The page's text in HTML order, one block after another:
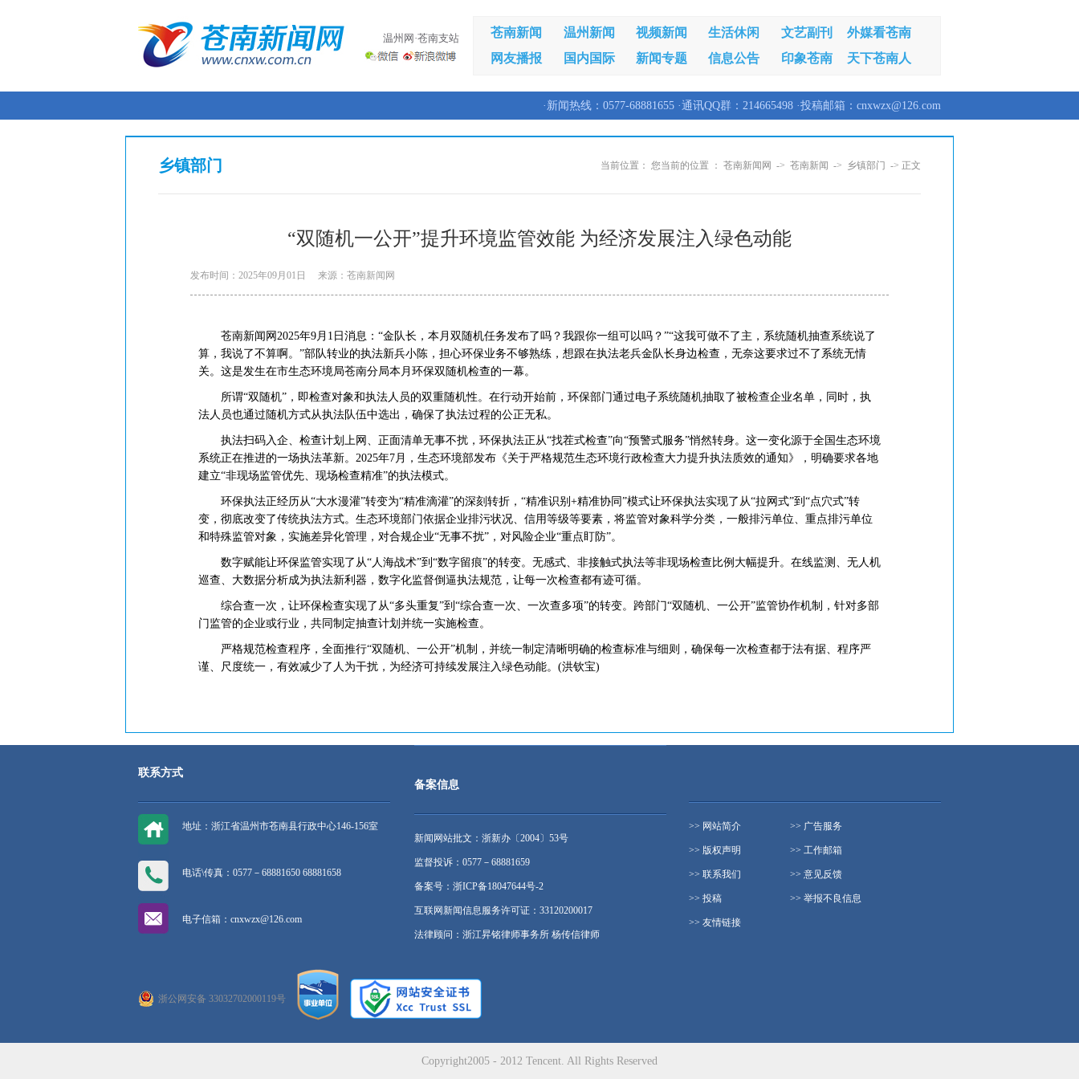
温州网·苍南支站 苍南新闻 温州新闻 视频新闻 生活休闲 文艺副刊
外媒看苍南
网友播报
国内国际 新闻专题 信息公告 印象苍南 天下苍南人
·新闻热线：0577-68881655 ·通讯QQ群：214665498 ·投稿邮箱：cnxwzx@126.com
当前位置： 您当前的位置 ： 苍南新闻网 -> 苍南新闻 -> 乡镇部门 -> 正文
乡镇部门
“双随机一公开”提升环境监管效能 为经济发展注入绿色动能
发布时间：2025年09月01日 来源：苍南新闻网
苍南新闻网2025年9月1日消息：“金队长，本月双随机任务发布了吗？我跟你一组可以吗？”“这我可做不了主，系统随机抽查系统说了
算，我说了不算啊。”部队转业的执法新兵小陈，担心环保业务不够熟练，想跟在执法老兵金队长身边检查，无奈这要求过不了系统无情
关。这是发生在市生态环境局苍南分局本月环保双随机检查的一幕。
所谓“双随机”，即检查对象和执法人员的双重随机性。在行动开始前，环保部门通过电子系统随机抽取了被检查企业名单，同时，执
法人员也通过随机方式从执法队伍中选出，确保了执法过程的公正无私。
执法扫码入企、检查计划上网、正面清单无事不扰，环保执法正从“找茬式检查”向“预警式服务”悄然转身。这一变化源于全国生态环境
系统正在推进的一场执法革新。2025年7月，生态环境部发布《关于严格规范生态环境行政检查大力提升执法质效的通知》，明确要求各地
建立“非现场监管优先、现场检查精准”的执法模式。
环保执法正经历从“大水漫灌”转变为“精准滴灌”的深刻转折，“精准识别+精准协同”模式让环保执法实现了从“拉网式”到“点穴式”转
变，彻底改变了传统执法方式。生态环境部门依据企业排污状况、信用等级等要素，将监管对象科学分类，一般排污单位、重点排污单位
和特殊监管对象，实施差异化管理，对合规企业“无事不扰”，对风险企业“重点盯防”。
数字赋能让环保监管实现了从“人海战术”到“数字留痕”的转变。无感式、非接触式执法等非现场检查比例大幅提升。在线监测、无人机
巡查、大数据分析成为执法新利器，数字化监督倒逼执法规范，让每一次检查都有迹可循。
综合查一次，让环保检查实现了从“多头重复”到“综合查一次、一次查多项”的转变。跨部门“双随机、一公开”监管协作机制，针对多部
门监管的企业或行业，共同制定抽查计划并统一实施检查。
严格规范检查程序，全面推行“双随机、一公开”机制，并统一制定清晰明确的检查标准与细则，确保每一次检查都于法有据、程序严
谨、尺度统一，有效减少了人为干扰，为经济可持续发展注入绿色动能。(洪钦宝)
联系方式
地址：浙江省温州市苍南县行政中心146-156室
电话\传真：0577－68881650 68881658
电子信箱：cnxwzx@126.com
备案信息
新闻网站批文：浙新办〔2004〕53号
监督投诉：0577－68881659
备案号：浙ICP备18047644号-2
互联网新闻信息服务许可证：33120200017
法律顾问：浙江昇铭律师事务所 杨传信律师
>> 网站简介 >> 广告服务
>> 版权声明 >> 工作邮箱
>> 联系我们 >> 意见反馈
>> 投稿 >> 举报不良信息
>> 友情链接
浙公网安备 33032702000119号
Copyright2005 - 2012 Tencent. All Rights Reserved